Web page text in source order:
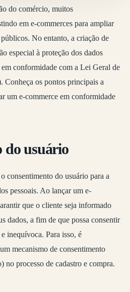
do comércio, muitos
em e-commerces para ampliar
No entanto, a criação de
especial à proteção dos dados
conformidade com a Lei Geral de
os pontos principais a
um e-commerce em conformidade
do usuário
consentimento do usuário para a
pessoais. Ao lançar um e-
que o cliente seja informado
dados, a fim de que possa consentir
inequívoca. Para isso, é
mecanismo de consentimento
no processo de cadastro e compra.